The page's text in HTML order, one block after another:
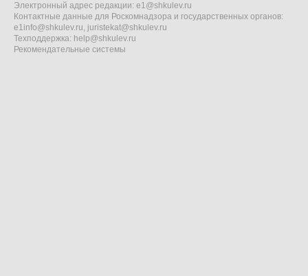
Электронный адрес редакции: e1@shkulev.ru
Контактные данные для Роскомнадзора и государственных органов:
e1info@shkulev.ru, juristekat@shkulev.ru
Техподдержка: help@shkulev.ru
Рекомендательные системы